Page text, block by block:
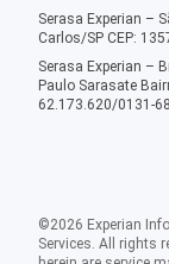
Serasa Experian –
Carlos/SP CEP:
Serasa Experian –
Paulo Sarasate
62.173.620/0131-68
©2026 Experian
Services. All rights